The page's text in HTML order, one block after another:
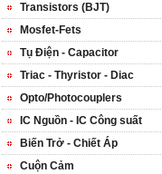
Transistors (BJT)
Mosfet-Fets
Tụ Điện - Capacitor
Triac - Thyristor - Diac
Opto/Photocouplers
IC Nguồn - IC Công suất
Biến Trở - Chiết Áp
Cuộn Cảm